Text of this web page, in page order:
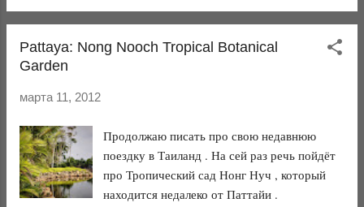
Pattaya: Nong Nooch Tropical Botanical
Garden
марта 11, 2012
Продолжаю писать про свою недавнюю
поездку в Таиланд . На сей раз речь пойдёт
про Тропический сад Нонг Нуч , который
находится недалеко от Паттайи .